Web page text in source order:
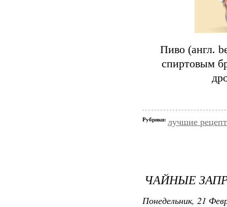
Пиво (англ.
спиртовым
Рубрики: лучшие
ЧАЙНЫЕ
Понедельник, 21